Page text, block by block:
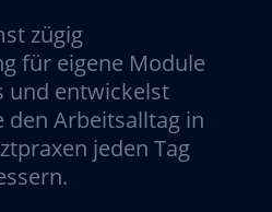
zügig
für eigene Module
und entwickelst
den Arbeitsalltag in
jeden Tag